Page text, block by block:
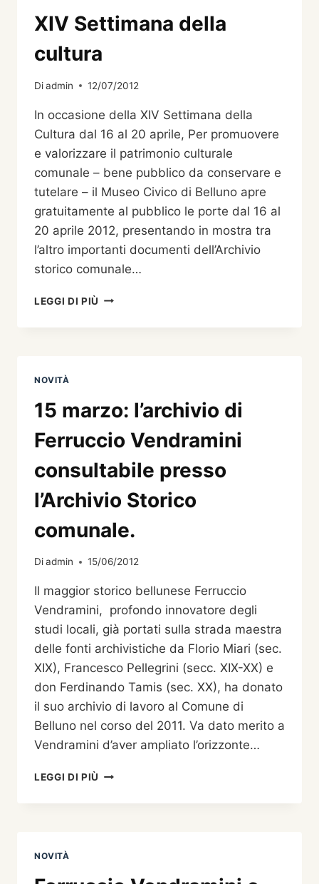
XIV Settimana della
cultura
Diadmin 12/07/2012
In occasione della XIV Settimana della
Cultura dal 16 al 20 aprile, Per promuovere
e valorizzare il patrimonio culturale
comunale – bene pubblico da conservare e
tutelare – il Museo Civico di Belluno apre
gratuitamente al pubblico le porte dal 16 al
20 aprile 2012, presentando in mostra tra
l’altro importanti documenti dell’Archivio
storico comunale…
LEGGI DI PIÙ XIV
NOVITÀ
15 marzo: l’archivio di
Ferruccio Vendramini
consultabile presso
l’Archivio Storico
comunale.
Diadmin 15/06/2012
Il maggior storico bellunese Ferruccio
Vendramini, profondo innovatore degli
studi locali, già portati sulla strada maestra
delle fonti archivistiche da Florio Miari (sec.
XIX), Francesco Pellegrini (secc. XIX-XX) e
don Ferdinando Tamis (sec. XX), ha donato
il suo archivio di lavoro al Comune di
Belluno nel corso del 2011. Va dato merito a
Vendramini d’aver ampliato l’orizzonte…
LEGGI DI PIÙ 15
PRESSO
NOVITÀ